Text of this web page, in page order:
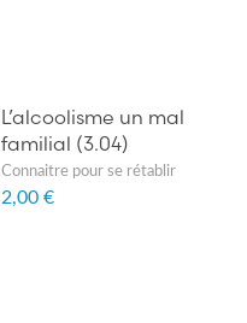
L’alcoolisme un mal
familial (3.04)
Connaitre pour se rétablir
2,00 €